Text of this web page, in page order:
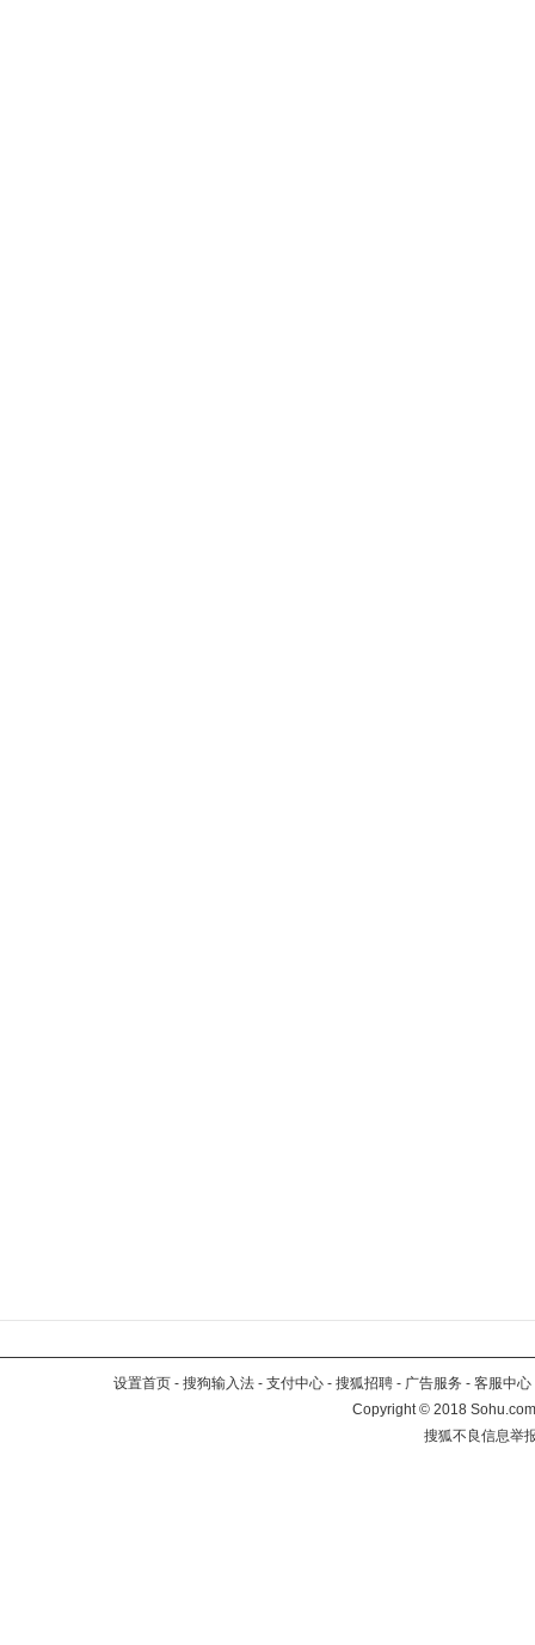
设置首页 - 搜狗输入法 - 支付中心 - 搜狐招聘 - 广告服务 - 客服中心
Copyright©2018
搜狐不良信息举